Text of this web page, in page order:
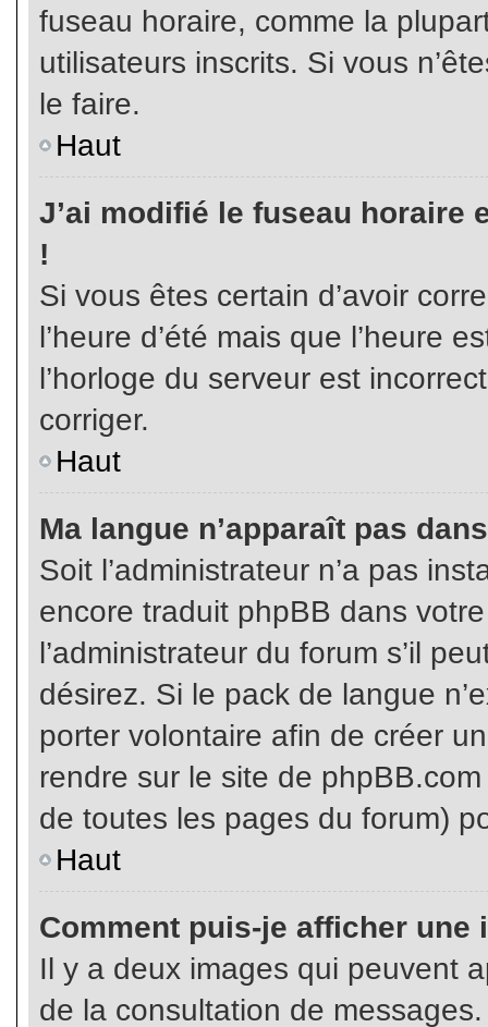
fuseau horaire, comme la
utilisateurs inscrits. Si vous
le faire.
Haut
J’ai modifié le fuseau horaire
!
Si vous êtes certain d’avoir
l’heure d’été mais que l’heure
l’horloge du serveur est
corriger.
Haut
Ma langue n’apparaît pas
Soit l’administrateur n’a pas
encore traduit phpBB dans
l’administrateur du forum s’il
désirez. Si le pack de langue
porter volontaire afin de créer
rendre sur le site de
de toutes les pages du forum)
Haut
Comment puis-je afficher une
Il y a deux images qui peuvent
de la consultation de